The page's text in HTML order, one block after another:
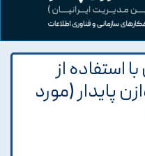
استفاده از
پايدار (مورد